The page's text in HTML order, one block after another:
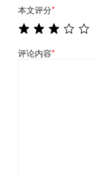
本文评分*
评论内容*